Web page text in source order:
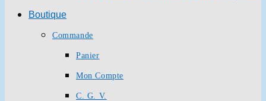
Boutique
Commande
Panier
Mon Compte
C. G. V.